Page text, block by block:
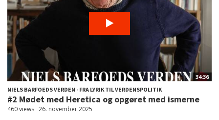
34:36
NIELS BARFOEDS VERDEN - FRA LYRIK TIL VERDENSPOLITIK
#2 Mødet med Heretica og opgøret med ismerne
460 views 26. november 2025